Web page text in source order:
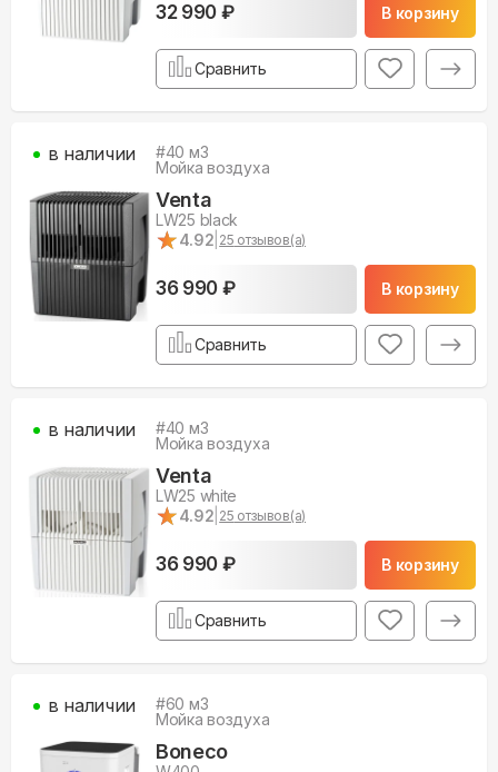
32 990 ₽ В корзину
Сравнить
#40 м3
Мойка воздуха
Venta
LW25 black
★
★4.92 25 отзывов(а)
36 990 ₽ В корзину
в наличии
Сравнить
#40 м3
Мойка воздуха
Venta
LW25 white
★
★4.92 25 отзывов(а)
36 990 ₽ В корзину
в наличии
Сравнить
#60 м3
Мойка воздуха
Boneco
в наличии